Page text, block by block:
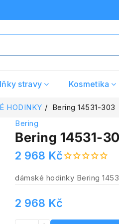
stravy Kosmetika
HODINKY
Bering 14531-303
Bering
Bering 14531-
2 968 Kč
dámské hodinky Bering
2 968 Kč